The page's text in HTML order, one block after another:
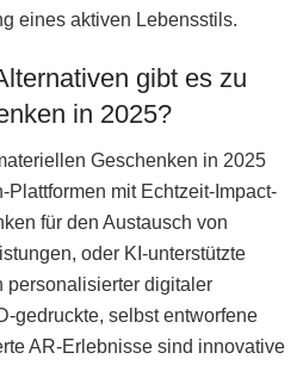
eines aktiven Lebensstils.
gibt es zu
in 2025?
Geschenken in 2025
mit Echtzeit-Impact-
für den Austausch von
oder KI-unterstützte
personalisierter digitaler
gedruckte, selbst entworfene
AR-Erlebnisse sind innovative